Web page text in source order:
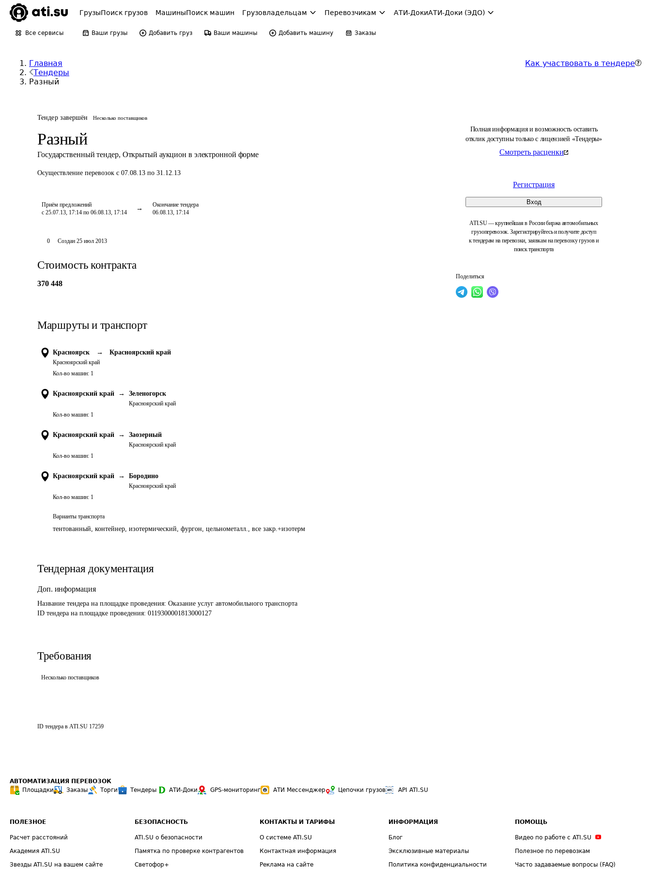
ГрузыПоиск грузов МашиныПоиск машин Грузовладельцам Перевозчикам АТИ-ДокиАТИ-Доки (ЭДО)
Все сервисы Ваши грузы Добавить груз Ваши машины Добавить машину Заказы
Главная
Тендеры
Разный
Как участвовать в тендере
Тендер завершён Несколько поставщиков
Разный
Государственный тендер, Открытый аукцион в электронной форме
Осуществление перевозок с 07.08.13 по 31.12.13
Приём предложений
с 25.07.13, 17:14 по 06.08.13, 17:14
Окончание тендера
06.08.13, 17:14
Полная информация и возможность оставить
отклик доступны только с лицензией «Тендеры»
Смотреть расценки
Регистрация
Вход
ATI.SU — крупнейшая в России биржа автомобильных
грузоперевозок. Зарегистрируйтесь и получите доступ
к тендерам на перевозки, заявкам на перевозку грузов и
поиск транспорта
Поделиться
0 Создан 25 июл 2013
Стоимость контракта
370 448
Маршруты и транспорт
Красноярск →
Красноярский край
Красноярский край
Кол-во машин: 1
Красноярский край → Зеленогорск
Красноярский край
Кол-во машин: 1
Красноярский край → Заозерный
Красноярский край
Кол-во машин: 1
Красноярский край → Бородино
Красноярский край
Кол-во машин: 1
Варианты транспорта
тентованный, контейнер, изотермический, фургон, цельнометалл., все закр.+изотерм
Тендерная документация
Доп. информация
Название тендера на площадке проведения: Оказание услуг автомобильного транспорта
ID тендера на площадке проведения: 0119300001813000127
Требования
Несколько поставщиков
ID тендера в ATI.SU 17259
АВТОМАТИЗАЦИЯ ПЕРЕВОЗОК
Площадки
Заказы Торги Тендеры АТИ-Доки GPS-мониторинг АТИ Мессенджер Цепочки грузов API ATI.SU
ПОЛЕЗНОЕ
Расчет расстояний
Академия ATI.SU
Звезды ATI.SU на вашем сайте
БЕЗОПАСНОСТЬ
ATI.SU о безопасности
Памятка по проверке контрагентов
Светофор+
КОНТАКТЫ И ТАРИФЫ
О системе ATI.SU
Контактная информация
Реклама на сайте
ИНФОРМАЦИЯ
Блог
Эксклюзивные материалы
Политика конфиденциальности
ПОМОЩЬ
Видео по работе с ATI.SU
Полезное по перевозкам
Часто задаваемые вопросы (FAQ)